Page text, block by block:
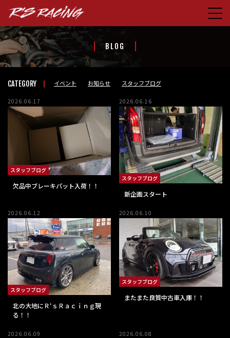
HOME
CONCEPT
PRODUCTS
STORE
BLOG
ABOUT US
CONTACT
FACEBOOK
BLOG
CATEGORY イベント お知らせ スタッフブログ
2026.06.17
スタッフブログ
欠品中ブレーキパット入荷！！
2026.06.16
スタッフブログ
新企画スタート
2026.06.12
スタッフブログ
北の大地にＲ‘ｓＲａｃｉｎｇ現
る！！
2026.06.10
スタッフブログ
またまた良質中古車入庫！！
2026.06.09 2026.06.08